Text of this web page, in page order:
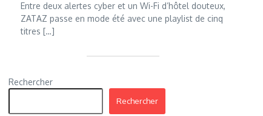
Entre deux alertes cyber et un Wi-Fi d’hôtel douteux,
ZATAZ passe en mode été avec une playlist de cinq
titres […]
Rechercher
Rechercher